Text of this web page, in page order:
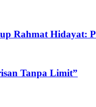
Rahmat Hidayat:
Tanpa Limit”